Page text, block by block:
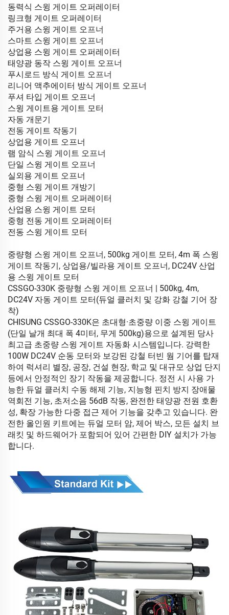
동력식 스윙 게이트 오퍼레이터
링크형 게이트 오퍼레이터
주거용 스윙 게이트 오프너
스마트 스윙 게이트 오프너
상업용 스윙 게이트 오퍼레이터
태양광 동작 스윙 게이트 오프너
푸시로드 방식 게이트 오프너
리니어 액추에이터 방식 게이트 오프너
푸셔 타입 게이트 오프너
스윙 게이트용 게이트 모터
자동 개문기
전동 게이트 작동기
상업용 게이트 오프너
램 암식 스윙 게이트 오프너
단일 스윙 게이트 오프너
실외용 게이트 오프너
중형 스윙 게이트 개방기
중형 스윙 게이트 오퍼레이터
산업용 스윙 게이트 모터
중형 전동 게이트 오퍼레이터
전동 스윙 게이트 모터
중량형 스윙 게이트 오프너, 500kg 게이트 모터, 4m 폭 스윙
게이트 작동기, 상업용/빌라용 게이트 오프너, DC24V 산업
용 스윙 게이트 모터
CSSGO-330K 중량형 스윙 게이트 오프너 | 500kg, 4m,
DC24V 자동 게이트 모터(듀얼 클러치 및 강화 강철 기어 장
착)
CHISUNG CSSGO-330K은 초대형·초중량 이중 스윙 게이트
(단일 날개 최대 폭 4미터, 무게 500kg)용으로 설계된 당사
최고급 초중량 스윙 게이트 자동화 시스템입니다. 강력한
100W DC24V 순동 모터와 보강된 강철 터빈 웜 기어를 탑재
하여 럭셔리 별장, 공장, 건설 현장, 학교 및 대규모 상업 단지
등에서 안정적인 장기 작동을 제공합니다. 정전 시 사용 가
능한 듀얼 클러치 수동 해제 기능, 지능형 핀치 방지 장애물
역회전 기능, 초저소음 56dB 작동, 완전한 태양광 전원 호환
성, 확장 가능한 다중 접근 제어 기능을 갖추고 있습니다. 완
전한 올인원 키트에는 듀얼 모터 암, 제어 박스, 모든 설치 브
래킷 및 하드웨어가 포함되어 있어 간편한 DIY 설치가 가능
합니다.